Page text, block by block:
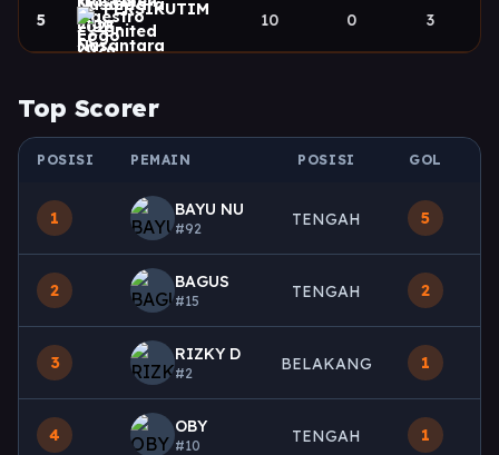
5
PERSIKUTIM
United
10 0 3
Top Scorer
POSISI PEMAIN POSISI GOL
1 BAYU NU
#92 TENGAH 5
2 BAGUS
#15 TENGAH 2
3 RIZKY D
#2 BELAKANG 1
4 OBY
#10 TENGAH 1